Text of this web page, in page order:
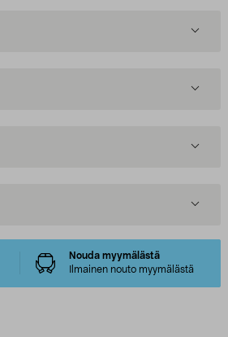
Nouda myymälästä
Ilmainen nouto myymälästä